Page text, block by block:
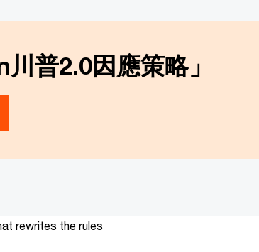
普2.0因應策略」
rewrites the rules